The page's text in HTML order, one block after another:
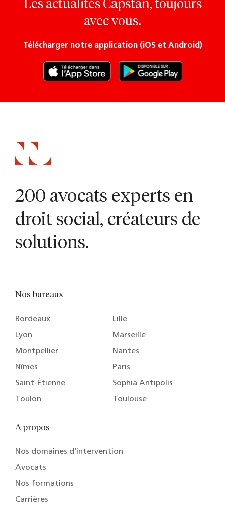
Les actualités Capstan, toujours
avec vous.
Télécharger notre application (iOS et Android)
200 avocats experts en
droit social, créateurs de
solutions.
Nos bureaux
Bordeaux
Lille
Lyon
Marseille
Montpellier
Nantes
Nîmes
Paris
Saint-Étienne
Sophia Antipolis
Toulon
Toulouse
A propos
Nos domaines d’intervention
Avocats
Nos formations
Carrières